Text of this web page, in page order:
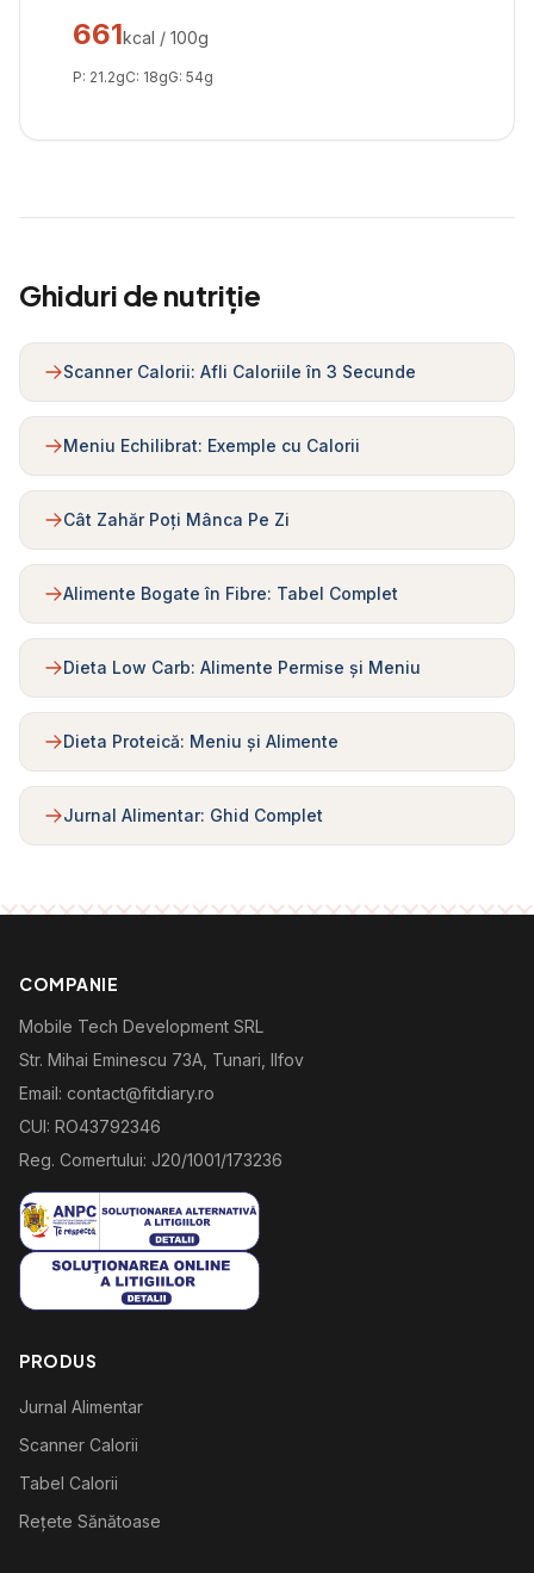
661kcal / 100g
P: 21.2gC: 18gG: 54g
Ghiduri de nutriție
Scanner Calorii: Afli Caloriile în 3 Secunde
Meniu Echilibrat: Exemple cu Calorii
Cât Zahăr Poți Mânca Pe Zi
Alimente Bogate în Fibre: Tabel Complet
Dieta Low Carb: Alimente Permise și Meniu
Dieta Proteică: Meniu și Alimente
Jurnal Alimentar: Ghid Complet
COMPANIE
Mobile Tech Development SRL
Str. Mihai Eminescu 73A, Tunari, Ilfov
Email: contact@fitdiary.ro
CUI: RO43792346
Reg. Comertului: J20/1001/173236
PRODUS
Jurnal Alimentar
Scanner Calorii
Tabel Calorii
Rețete Sănătoase